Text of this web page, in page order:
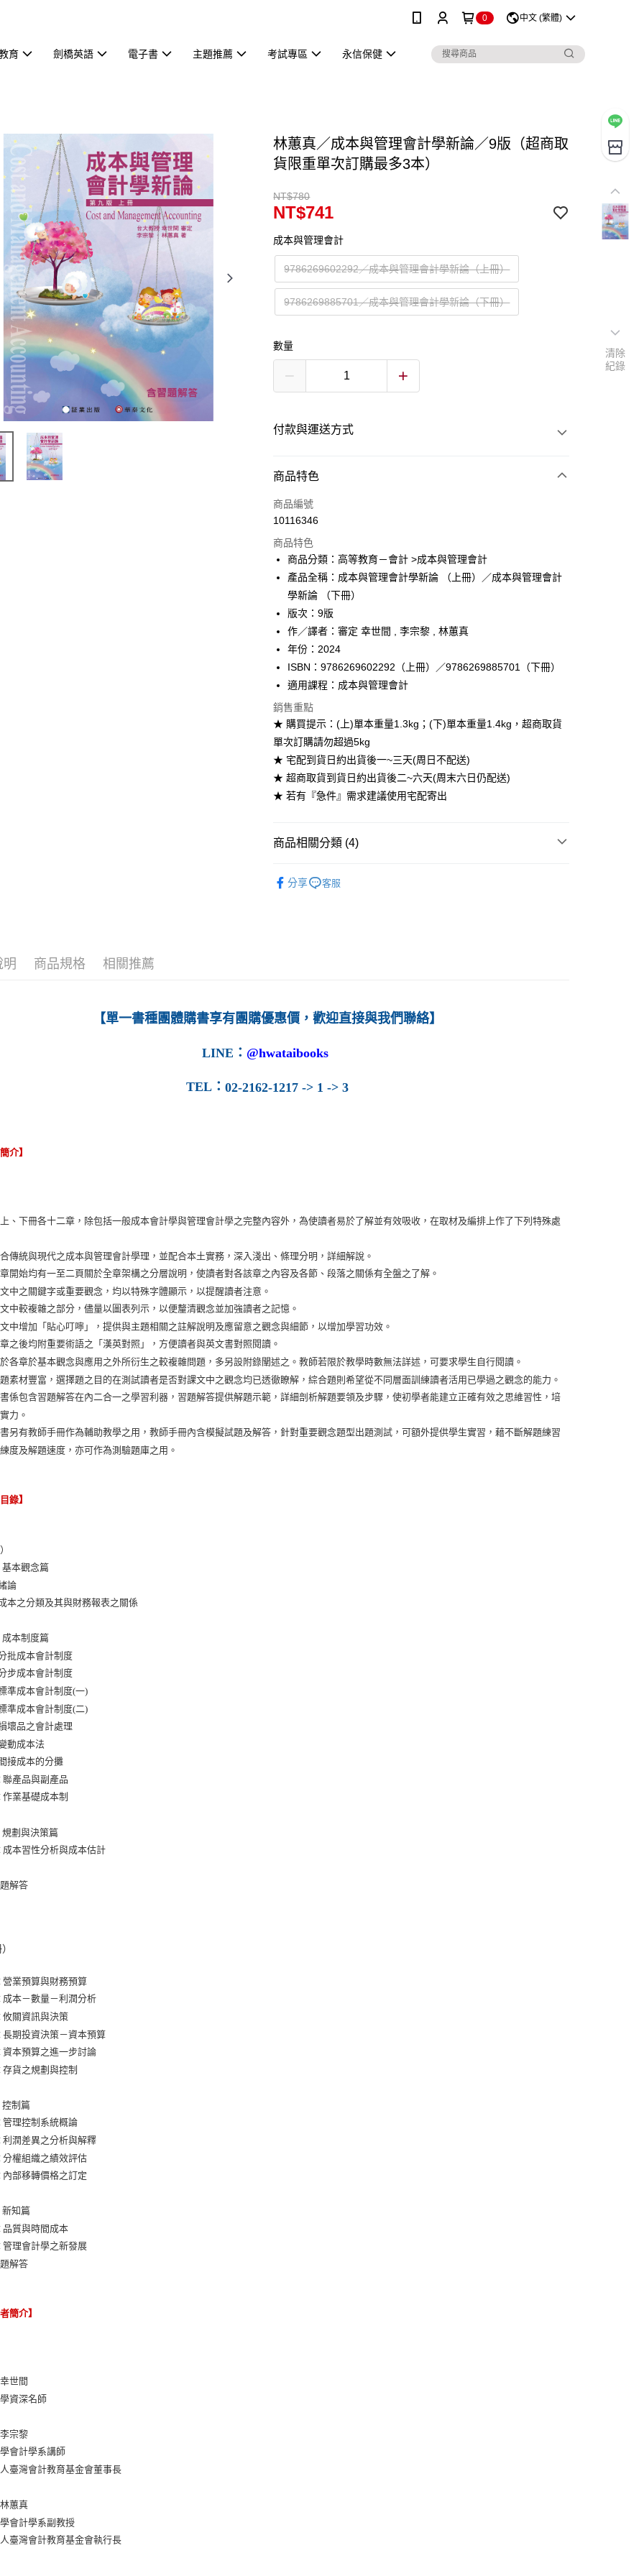
0 中文 (繁體)
育 劍橋英語 電子書 主題推薦 考試專區 永信保健
林蕙真／成本與管理會計學新論／9版（超商取
貨限重單次訂購最多3本）
NT$780
NT$741
成本與管理會計
9786269602292／成本與管理會計學新論（上冊）
9786269885701／成本與管理會計學新論（下冊）
數量
付款與運送方式
付款方式
信用卡一次付款
Apple Pay
Google Pay
ATM付款
運送方式
全家取貨付款
每筆NT$60
付款後全家取貨
每筆NT$60
7-11取貨付款
每筆NT$60
每筆NT$60
每筆NT$100
商品特色
商品編號
10116346
商品特色
商品分類：高等教育－會計 >成本與管理會計
產品全稱：成本與管理會計學新論 （上冊）／成本與管理會計
學新論 （下冊）
版次：9版
作／譯者：審定 幸世間 , 李宗黎 , 林蕙真
年份：2024
ISBN：9786269602292（上冊）／9786269885701（下冊）
適用課程：成本與管理會計
銷售重點
★ 購買提示：(上)單本重量1.3kg；(下)單本重量1.4kg，超商取貨
單次訂購請勿超過5kg
★ 宅配到貨日約出貨後一~三天(周日不配送)
★ 超商取貨到貨日約出貨後二~六天(周末六日仍配送)
★ 若有『急件』需求建議使用宅配寄出
商品相關分類 (4)
分享 客服
明 商品規格 相關推薦
【單一書種團體購書享有團購優惠價，歡迎直接與我們聯絡】
LINE ： @hwataibooks
TEL： 02-2162-1217 -> 1 -> 3
介】
、下冊各十二章，除包括一般成本會計學與管理會計學之完整內容外，為使讀者易於了解並有效吸收，在取材及編排上作了下列特殊處
傳統與現代之成本與管理會計學理，並配合本土實務，深入淺出、條理分明，詳細解說。
開始均有一至二頁關於全章架構之分層說明，使讀者對各該章之內容及各節、段落之關係有全盤之了解。
中之關鍵字或重要觀念，均以特殊字體顯示，以提醒讀者注意。
中較複雜之部分，儘量以圖表列示，以便釐清觀念並加強讀者之記憶。
中增加「貼心叮嚀」，提供與主題相關之註解說明及應留意之觀念與細節，以增加學習功效。
之後均附重要術語之「漢英對照」，方便讀者與英文書對照閱讀。
各章於基本觀念與應用之外所衍生之較複雜問題，多另設附錄闡述之。教師若限於教學時數無法詳述，可要求學生自行閱讀。
素材豐富，選擇題之目的在測試讀者是否對課文中之觀念均已透徹瞭解，綜合題則希望從不同層面訓練讀者活用已學過之觀念的能力。
係包含習題解答在內二合一之學習利器，習題解答提供解題示範，詳細剖析解題要領及步驟，使初學者能建立正確有效之思維習性，培
力。
另有教師手冊作為輔助教學之用，教師手冊內含模擬試題及解答，針對重要觀念題型出題測試，可額外提供學生實習，藉不斷解題練習
度及解題速度，亦可作為測驗題庫之用。
錄】
基本觀念篇
論
本之分類及其與財務報表之關係
成本制度篇
批成本會計制度
步成本會計制度
準成本會計制度(一)
準成本會計制度(二)
壞品之會計處理
動成本法
接成本的分攤
聯產品與副產品
作業基礎成本制
規劃與決策篇
成本習性分析與成本估計
解答
營業預算與財務預算
成本－數量－利潤分析
攸關資訊與決策
長期投資決策－資本預算
資本預算之進一步討論
存貨之規劃與控制
控制篇
管理控制系統概論
利潤差異之分析與解釋
分權組織之績效評估
內部移轉價格之訂定
新知篇
品質與時間成本
管理會計學之新發展
解答
簡介】
世間
資深名師
宗黎
會計學系講師
臺灣會計教育基金會董事長
蕙真
會計學系副教授
臺灣會計教育基金會執行長
清除
紀錄